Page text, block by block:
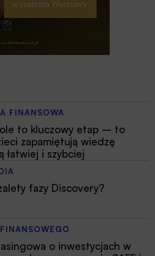
FINANSOWA
to kluczowy etap – to
zapamiętują wiedzę
łatwiej i szybciej
fazy Discovery?
o inwestycjach w